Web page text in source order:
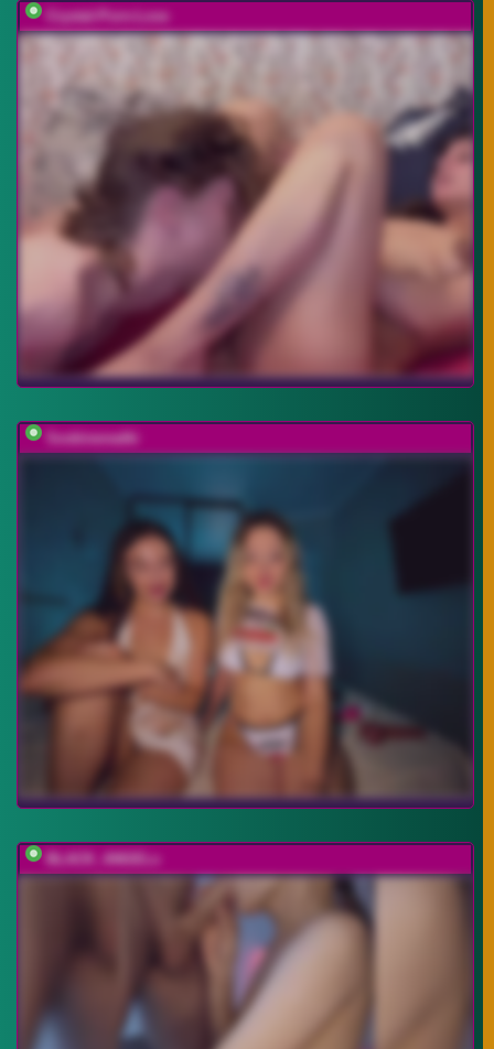
Crystal-Porn-Love
Soskinerealki
BLACK_ANGELs